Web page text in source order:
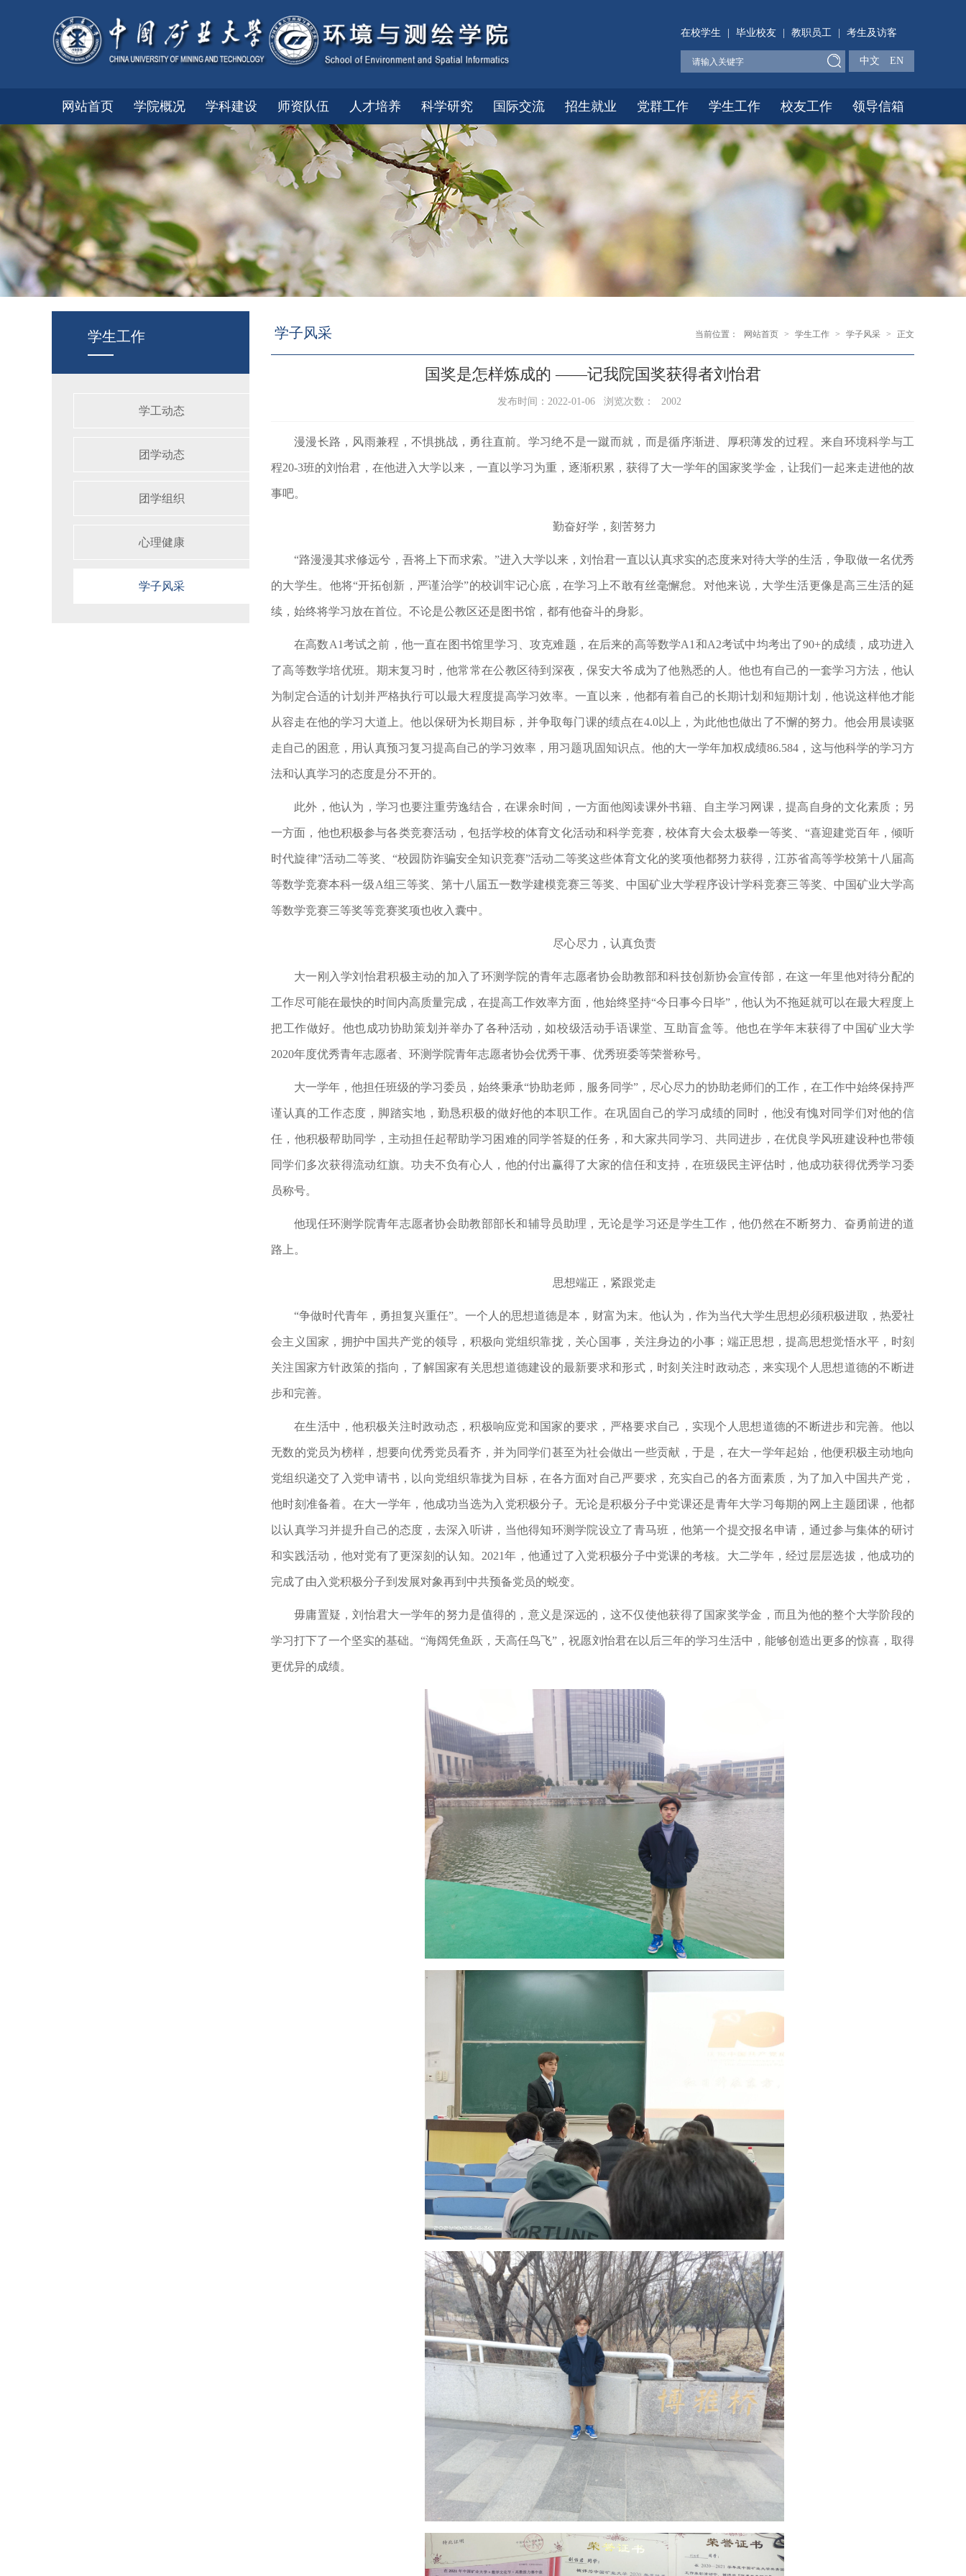
在校学生 毕业校友 教职员工 考生及访客
中文 EN
网站首页 学院概况 学科建设 师资队伍 人才培养 科学研究 国际交流 招生就业 党群工作 学生工作 校友工作 领导信箱
学生工作
学工动态
团学动态
团学组织
心理健康
学子风采
当前位置： 网站首页 > 学生工作 > 学子风采 > 正文
学子风采
国奖是怎样炼成的 ——记我院国奖获得者刘怡君
发布时间：2022-01-06 浏览次数： 2002
漫漫长路，风雨兼程，不惧挑战，勇往直前。学习绝不是一蹴而就，而是循序渐进、厚积薄发的过程。来自环境科学与工
程20-3班的刘怡君，在他进入大学以来，一直以学习为重，逐渐积累，获得了大一学年的国家奖学金，让我们一起来走进他的故
事吧。
勤奋好学，刻苦努力
“路漫漫其求修远兮，吾将上下而求索。”进入大学以来，刘怡君一直以认真求实的态度来对待大学的生活，争取做一名优秀
的大学生。他将“开拓创新，严谨治学”的校训牢记心底，在学习上不敢有丝毫懈怠。对他来说，大学生活更像是高三生活的延
续，始终将学习放在首位。不论是公教区还是图书馆，都有他奋斗的身影。
在高数A1考试之前，他一直在图书馆里学习、攻克难题，在后来的高等数学A1 和A2考试中均考出了90+的成绩，成功进入
了高等数学培优班。期末复习时，他常常在公教区待到深夜，保安大爷成为了他熟悉的人。他也有自己的一套学习方法，他认
为制定合适的计划并严格执行可以最大程度提高学习效率。一直以来，他都有着自己的长期计划和短期计划，他说这样他才能
从容走在他的学习大道上。他以保研为长期目标，并争取每门课的绩点在4.0以上，为此他也做出了不懈的努力。他会用晨读驱
走自己的困意，用认真预习复习提高自己的学习效率，用习题巩固知识点。他的大一学年加权成绩86.584 ，这与他科学的学习方
法和认真学习的态度是分不开的。
此外，他认为，学习也要注重劳逸结合，在课余时间，一方面他阅读课外书籍、自主学习网课，提高自身的文化素质；另
一方面，他也积极参与各类竞赛活动，包括学校的体育文化活动和科学竞赛，校体育大会太极拳一等奖、 “喜迎建党百年，倾听
时代旋律”活动二等奖、 “校园防诈骗安全知识竞赛”活动二等奖这些体育文化的奖项他都努力获得，江苏省高等学校第十八届高
等数学竞赛本科一级A组三等奖、第十八届五一数学建模竞赛三等奖、中国矿业大学程序设计学科竞赛三等奖、中国矿业大学高
等数学竞赛三等奖等竞赛奖项也收入囊中。
尽心尽力，认真负责
大一刚入学刘怡君积极主动的加入了环测学院的青年志愿者协会助教部和科技创新协会宣传部，在这一年里他对待分配的
工作尽可能在最快的时间内高质量完成，在提高工作效率方面，他始终坚持“今日事今日毕”，他认为不拖延就可以在最大程度上
把工作做好。他也成功协助策划并举办了各种活动，如校级活动手语课堂、互助盲盒等。他也在学年末获得了中国矿业大学
2020年度优秀青年志愿者、环测学院青年志愿者协会优秀干事、优秀班委等荣誉称号。
大一学年，他担任班级的学习委员，始终秉承“协助老师，服务同学”，尽心尽力的协助老师们的工作，在工作中始终保持严
谨认真的工作态度，脚踏实地，勤恳积极的做好他的本职工作。在巩固自己的学习成绩的同时，他没有愧对同学们对他的信
任，他积极帮助同学，主动担任起帮助学习困难的同学答疑的任务，和大家共同学习、共同进步，在优良学风班建设种也带领
同学们多次获得流动红旗。功夫不负有心人，他的付出赢得了大家的信任和支持，在班级民主评估时，他成功获得优秀学习委
员称号。
他现任环测学院青年志愿者协会助教部部长和辅导员助理，无论是学习还是学生工作，他仍然在不断努力、奋勇前进的道
路上。
思想端正，紧跟党走
“争做时代青年，勇担复兴重任”。一个人的思想道德是本，财富为末。他认为，作为当代大学生思想必须积极进取，热爱社
会主义国家，拥护中国共产党的领导，积极向党组织靠拢，关心国事，关注身边的小事；端正思想，提高思想觉悟水平，时刻
关注国家方针政策的指向，了解国家有关思想道德建设的最新要求和形式，时刻关注时政动态，来实现个人思想道德的不断进
步和完善。
在生活中，他积极关注时政动态，积极响应党和国家的要求，严格要求自己，实现个人思想道德的不断进步和完善。他以
无数的党员为榜样，想要向优秀党员看齐，并为同学们甚至为社会做出一些贡献，于是，在大一学年起始，他便积极主动地向
党组织递交了入党申请书，以向党组织靠拢为目标，在各方面对自己严要求，充实自己的各方面素质，为了加入中国共产党，
他时刻准备着。在大一学年，他成功当选为入党积极分子。无论是积极分子中党课还是青年大学习每期的网上主题团课，他都
以认真学习并提升自己的态度，去深入听讲，当他得知环测学院设立了青马班，他第一个提交报名申请，通过参与集体的研讨
和实践活动，他对党有了更深刻的认知。 2021年，他通过了入党积极分子中党课的考核。大二学年，经过层层选拔，他成功的
完成了由入党积极分子到发展对象再到中共预备党员的蜕变。
毋庸置疑，刘怡君大一学年的努力是值得的，意义是深远的，这不仅使他获得了国家奖学金，而且为他的整个大学阶段的
学习打下了一个坚实的基础。“海阔凭鱼跃，天高任鸟飞”，祝愿刘怡君在以后三年的学习生活中，能够创造出更多的惊喜，取得
更优异的成绩。